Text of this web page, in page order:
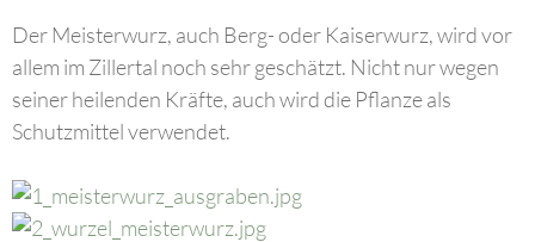
Der Meisterwurz, auch Berg- oder Kaiserwurz, wird vor
allem im Zillertal noch sehr geschätzt. Nicht nur wegen
seiner heilenden Kräfte, auch wird die Pflanze als
Schutzmittel verwendet.